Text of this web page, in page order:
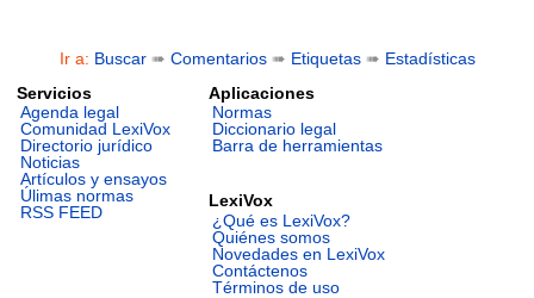
Ir a: Buscar➠ Comentarios➠ Etiquetas➠ Estadísticas
Servicios
Agenda legal
Comunidad LexiVox
Directorio jurídico
Noticias
Artículos y ensayos
Úlimas normas
RSS FEED
Aplicaciones
Normas
Diccionario legal
Barra de herramientas
LexiVox
¿Qué es LexiVox?
Quiénes somos
Novedades en LexiVox
Contáctenos
Términos de uso